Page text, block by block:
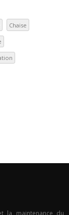
Chaise
la maintenance du